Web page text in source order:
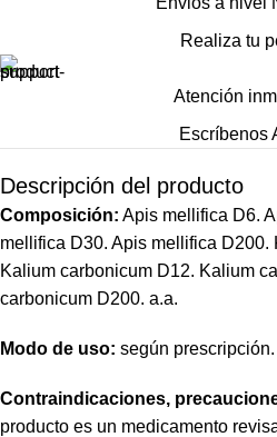
Realiza tu
Atención
Escríbenos
Descripción del producto
Composición: Apis mellifica D6.
mellifica D30. Apis mellifica D200.
Kalium carbonicum D12. Kalium
carbonicum D200. a.a.
Modo de uso: según prescripción.
Contraindicaciones,
producto es un medicamento